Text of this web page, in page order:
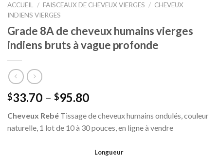
ACCUEIL / FAISCEAUX DE CHEVEUX VIERGES / CHEVEUX
INDIENS VIERGES
Grade 8A de cheveux humains vierges
indiens bruts à vague profonde
$33.70 – $95.80
Cheveux Rebé Tissage de cheveux humains ondulés, couleur
naturelle, 1 lot de 10 à 30 pouces, en ligne à vendre
Longueur